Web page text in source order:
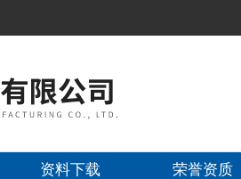
资料下载 荣誉资质